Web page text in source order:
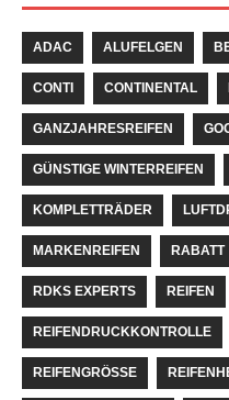
ADAC ALUFELGEN
CONTI CONTINENTAL
GANZJAHRESREIFEN
GÜNSTIGE WINTERREIFEN
KOMPLETTRÄDER
MARKENREIFEN RABATT
RDKS EXPERTS REIFEN
REIFENDRUCKKONTROLLE
REIFENGRÖSSE